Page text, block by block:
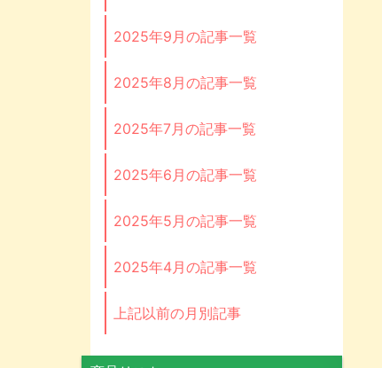
2025年9月の記事一覧
2025年8月の記事一覧
2025年7月の記事一覧
2025年6月の記事一覧
2025年5月の記事一覧
2025年4月の記事一覧
上記以前の月別記事